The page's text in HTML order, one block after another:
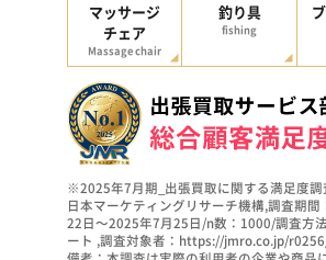
マッサージ
チェア
Massage chair
釣り具
fishing
※2025年7月期_出張買取に関する満足度調
日本マーケティングリサーチ機構,調査期間
22日～2025年7月25日/n数：1000/調査方
ート ,調査対象者：https://jmro.co.jp/